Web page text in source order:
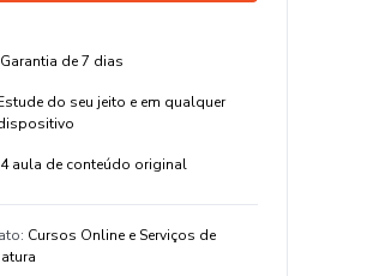
Garantia de 7 dias
do seu jeito e em qualquer
4 aula de conteúdo original
: Cursos Online e Serviços de